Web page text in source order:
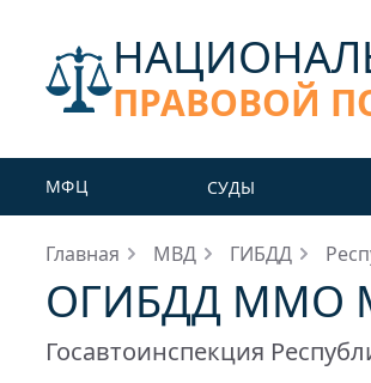
ПРАВОВОЙ
МФЦ СУДЫ
Главная МВД ГИБДД
ОГИБДД ММО
Госавтоинспекция